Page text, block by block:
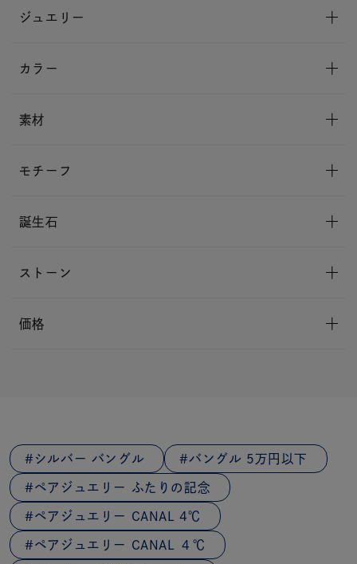
ジュエリー
カラー
素材
モチーフ
誕生石
ストーン
価格
シルバー バングル バングル 5万円以下
ペアジュエリー ふたりの記念
ペアジュエリー CANAL 4℃
ペアジュエリー CANAL ４℃